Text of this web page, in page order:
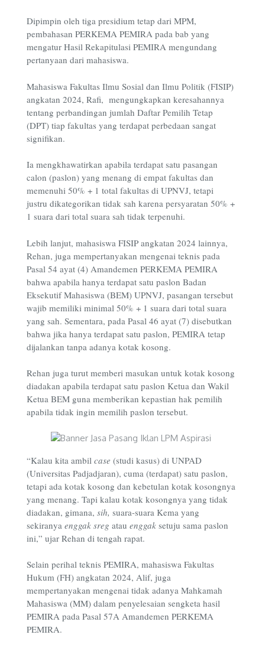
Dipimpin oleh tiga presidium tetap dari MPM,
pembahasan PERKEMA PEMIRA pada bab yang
mengatur Hasil Rekapitulasi PEMIRA mengundang
pertanyaan dari mahasiswa.
Mahasiswa Fakultas Ilmu Sosial dan Ilmu Politik (FISIP)
angkatan 2024, Rafi, mengungkapkan keresahannya
tentang perbandingan jumlah Daftar Pemilih Tetap
(DPT) tiap fakultas yang terdapat perbedaan sangat
signifikan.
Ia mengkhawatirkan apabila terdapat satu pasangan
calon (paslon) yang menang di empat fakultas dan
memenuhi 50% + 1 total fakultas di UPNVJ, tetapi
justru dikategorikan tidak sah karena persyaratan 50% +
1 suara dari total suara sah tidak terpenuhi.
Lebih lanjut, mahasiswa FISIP angkatan 2024 lainnya,
Rehan, juga mempertanyakan mengenai teknis pada
Pasal 54 ayat (4) Amandemen PERKEMA PEMIRA
bahwa apabila hanya terdapat satu paslon Badan
Eksekutif Mahasiswa (BEM) UPNVJ, pasangan tersebut
wajib memiliki minimal 50% + 1 suara dari total suara
yang sah. Sementara, pada Pasal 46 ayat (7) disebutkan
bahwa jika hanya terdapat satu paslon, PEMIRA tetap
dijalankan tanpa adanya kotak kosong.
Rehan juga turut memberi masukan untuk kotak kosong
diadakan apabila terdapat satu paslon Ketua dan Wakil
Ketua BEM guna memberikan kepastian hak pemilih
apabila tidak ingin memilih paslon tersebut.
“Kalau kita ambil case (studi kasus) di UNPAD
(Universitas Padjadjaran), cuma (terdapat) satu paslon,
tetapi ada kotak kosong dan kebetulan kotak kosongnya
yang menang. Tapi kalau kotak kosongnya yang tidak
diadakan, gimana, sih, suara-suara Kema yang
sekiranya enggak sreg atau enggak setuju sama paslon
ini,” ujar Rehan di tengah rapat.
Selain perihal teknis PEMIRA, mahasiswa Fakultas
Hukum (FH) angkatan 2024, Alif, juga
mempertanyakan mengenai tidak adanya Mahkamah
Mahasiswa (MM) dalam penyelesaian sengketa hasil
PEMIRA pada Pasal 57A Amandemen PERKEMA
PEMIRA.